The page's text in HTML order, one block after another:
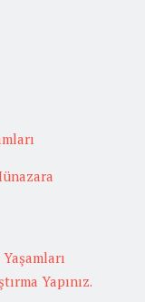
Yapınız.